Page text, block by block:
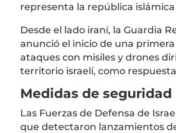
representa la república islámica
Desde el lado iraní, la Guardia
anunció el inicio de una
ataques con misiles y drones
territorio israelí, como
Medidas de seguridad
Las Fuerzas de Defensa de
que detectaron lanzamientos